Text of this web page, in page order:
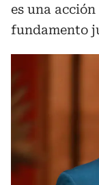
es una
fundamento